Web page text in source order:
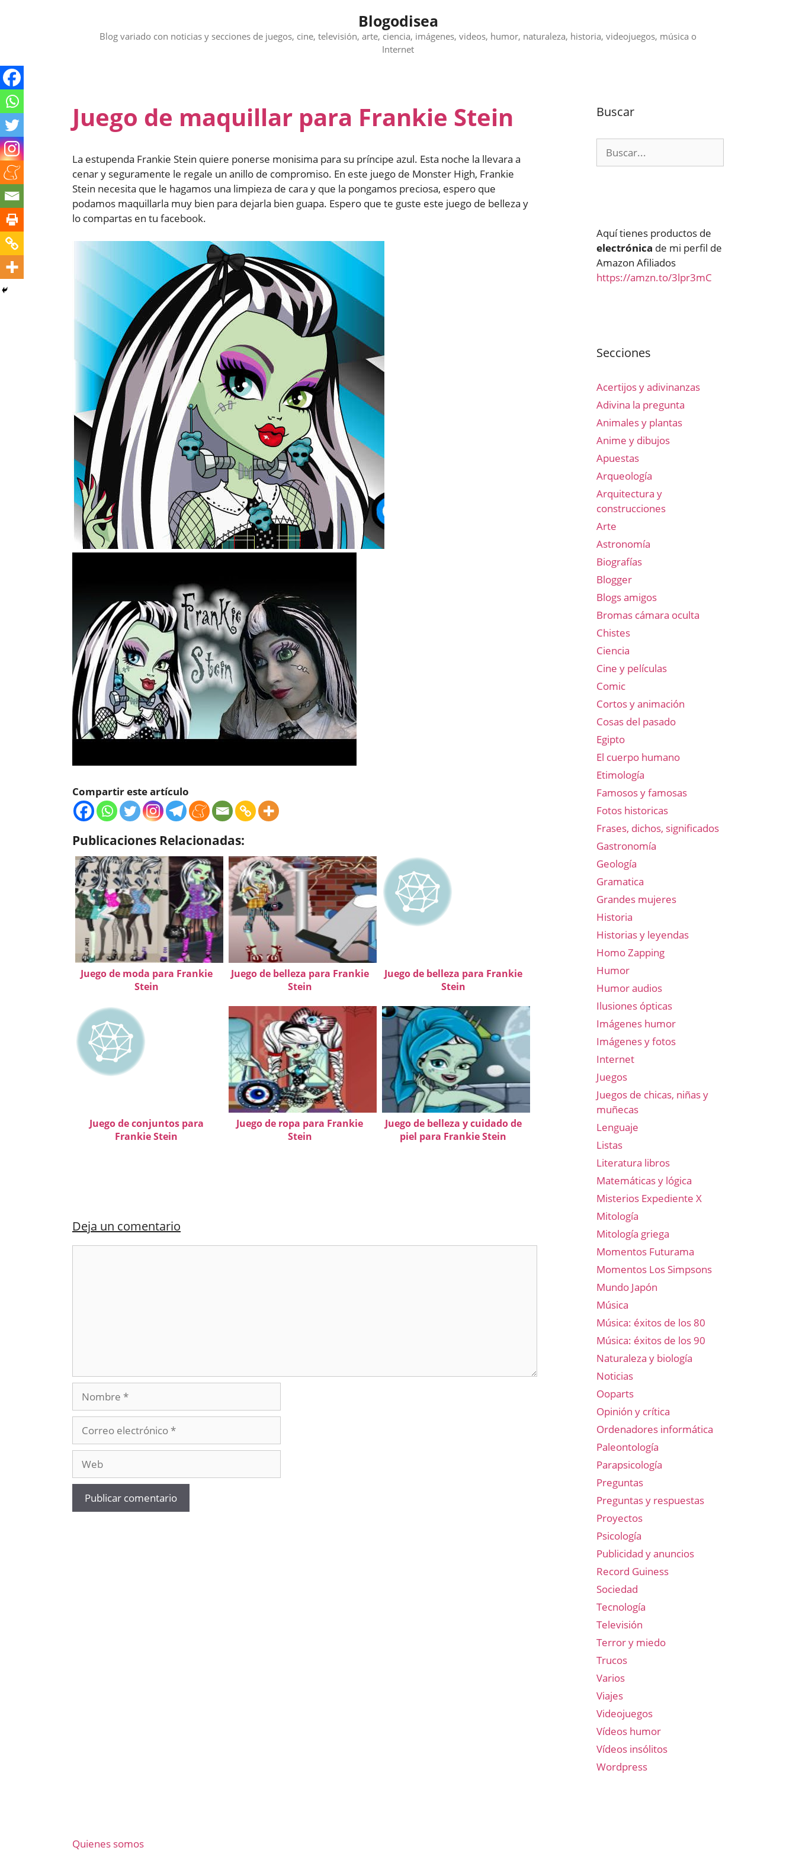
Blogodisea
Blog variado con noticias y secciones de juegos, cine, televisión, arte, ciencia, imágenes, videos, humor, naturaleza, historia, videojuegos, música o
Internet
Juego de maquillar para Frankie Stein
La estupenda Frankie Stein quiere ponerse monisima para su príncipe azul. Esta noche la llevara a
cenar y seguramente le regale un anillo de compromiso. En este juego de Monster High, Frankie
Stein necesita que le hagamos una limpieza de cara y que la pongamos preciosa, espero que
podamos maquillarla muy bien para dejarla bien guapa. Espero que te guste este juego de belleza y
lo compartas en tu facebook.
Compartir este artículo
Publicaciones Relacionadas:
Juego de moda para Frankie
Stein
Juego de belleza para Frankie
Stein
Juego de belleza para Frankie
Stein
Juego de conjuntos para
Frankie Stein
Juego de ropa para Frankie
Stein
Juego de belleza y cuidado de
piel para Frankie Stein
Deja un comentario
Nombre
electrónico
Buscar
Aquí tienes productos de
electrónica de mi perfil de
Amazon Afiliados
https://amzn.to/3lpr3mC
Secciones
Acertijos y adivinanzas
Adivina la pregunta
Animales y plantas
Anime y dibujos
Apuestas
Arqueología
Arquitectura y
construcciones
Arte
Astronomía
Biografías
Blogger
Blogs amigos
Bromas cámara oculta
Chistes
Ciencia
Cine y películas
Comic
Cortos y animación
Cosas del pasado
Egipto
El cuerpo humano
Etimología
Famosos y famosas
Fotos historicas
Frases, dichos, significados
Gastronomía
Geología
Gramatica
Grandes mujeres
Historia
Historias y leyendas
Homo Zapping
Humor
Humor audios
Ilusiones ópticas
Imágenes humor
Imágenes y fotos
Internet
Juegos
Juegos de chicas, niñas y
muñecas
Lenguaje
Listas
Literatura libros
Matemáticas y lógica
Misterios Expediente X
Mitología
Mitología griega
Momentos Futurama
Momentos Los Simpsons
Mundo Japón
Música
Música: éxitos de los 80
Música: éxitos de los 90
Naturaleza y biología
Noticias
Ooparts
Opinión y crítica
Ordenadores informática
Paleontología
Parapsicología
Preguntas
Preguntas y respuestas
Proyectos
Psicología
Publicidad y anuncios
Record Guiness
Sociedad
Tecnología
Televisión
Terror y miedo
Trucos
Varios
Viajes
Videojuegos
Vídeos humor
Vídeos insólitos
Wordpress
Quienes somos